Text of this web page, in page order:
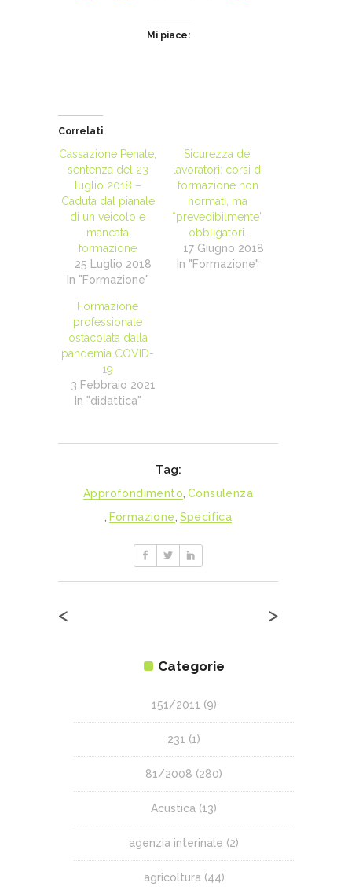
Mi piace:
Correlati
Cassazione Penale,
sentenza del 23
luglio 2018 –
Caduta dal pianale
di un veicolo e
mancata
formazione
25 Luglio 2018
In "Formazione"
Sicurezza dei
lavoratori: corsi di
formazione non
normati, ma
“prevedibilmente”
obbligatori.
17 Giugno 2018
In "Formazione"
Formazione
professionale
ostacolata dalla
pandemia COVID-
19
3 Febbraio 2021
In "didattica"
Tag:
Approfondimento Consulenza
Formazione Specifica
< >
Categorie
151/2011 (9)
231 (1)
81/2008 (280)
Acustica (13)
agenzia interinale (2)
agricoltura (44)